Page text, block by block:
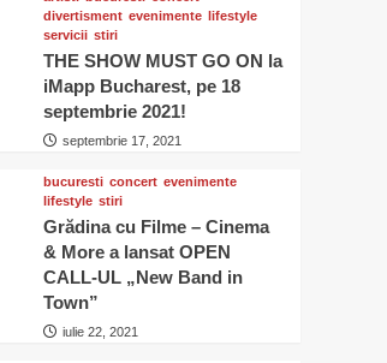
divertisment evenimente lifestyle
servicii stiri
THE SHOW MUST GO ON la
iMapp Bucharest, pe 18
septembrie 2021!
septembrie 17, 2021
bucuresti concert evenimente
lifestyle stiri
Grădina cu Filme – Cinema
& More a lansat OPEN
CALL-UL „New Band in
Town”
iulie 22, 2021